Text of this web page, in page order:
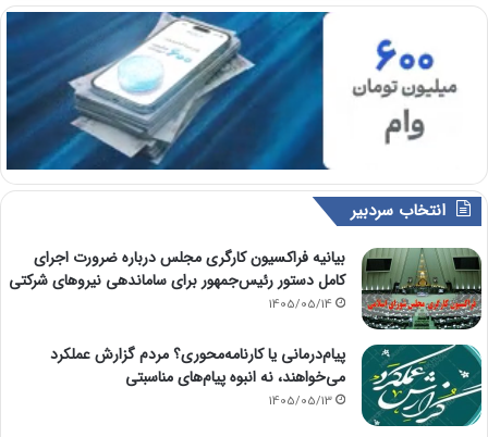
انتخاب سردبیر
بیانیه فراکسیون کارگری مجلس درباره ضرورت اجرای
کامل دستور رئیس‌جمهور برای ساماندهی نیروهای شرکتی
1405/05/14
پیام‌درمانی یا کارنامه‌محوری؟ مردم گزارش عملکرد
می‌خواهند، نه انبوه پیام‌های مناسبتی
1405/05/13